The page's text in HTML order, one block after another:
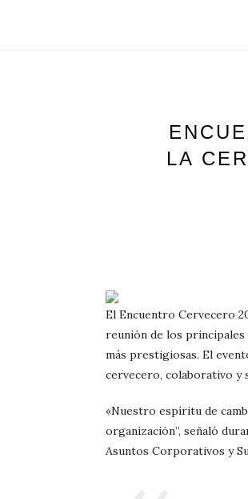
LA
El Encuentro Cervecero
reunión de los principales
más prestigiosas. El
cervecero, colaborativo y
«Nuestro espíritu de
organización”, señaló
Asuntos Corporativos y